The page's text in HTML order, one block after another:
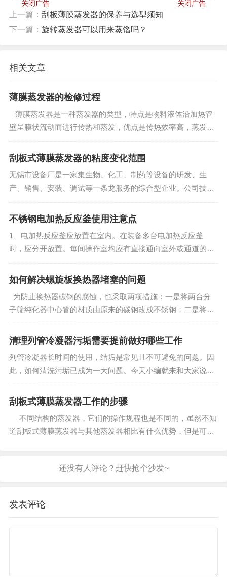
变，水冷却水蒸发器设置，为了保持系统的稳定真空度，
冷却水的温度不会有较大的波动，冷却水温度稳定蒸发参
数将是稳定的，降膜式蒸发器的安装高度，冷凝器的安装
特别注意的是，如果生产车间的供水管网必须考虑是否有
供水，由于供应冷却水从低水流走，LED不足，蒸发器冷
却水过去，凝结蒸汽减少两次，蒸发温度，蒸发量急剧下
降的例子是。二是冷凝器污垢，这种现象是常见的。管壁
此，不定期的检查冷凝器，不规则的酸或碱洗。
广告
上一篇： 刮板薄膜蒸发器的保养与选型须知
下一篇： 旋转蒸发器可以用来蒸馏吗？
相关文章
薄膜蒸发器的检修过程
薄膜蒸发器是一种蒸发器的类型，特点是物料液体沿加热管
壁呈膜状流动而进行传热和蒸发，优点是传热效率高，蒸发速
度快，物料停留时间短，因此特别适合热敏性物质的蒸发。
薄膜蒸发器在运行期间有比较明显...
刮板式薄膜蒸发器的粘度变化范围
无锡市设备厂是一家集生物、化工、制药等设备的研发、生
产、销售、安装、调试等一条龙服务的综合型企业。公司技术
力量雄厚，生产设备齐全，生产工艺先进，检测手段完善，质
量上乘，严格按照 ISO9001质量管理体系要求指导生产。主要
不锈钢电加热反应釜使用注意点
1、电加热反应釜应放置在室内。在装备多台电加热反应釜
时，应分开放置。每间操作室均应有直接通向室外或通道的出
口，应保证设备地点通风良好。2、在装釜盖时，应防止釜体
釜盖之间密封面相互磕碰。将釜盖按固定位置小心地放在釜体
如何解决螺旋板换热器堵塞的问题
为防止换热器碳钢的腐蚀，也采取两项措施：一是将两台分
子筛纯化器中心管的材质由原来的碳钢改成不锈钢；二是将碳
钢材质结构的膨胀机后冷却器，更换成不锈钢结构，以确保空
分装置安全、长周期运行。 为避免主换热器再发生堵塞故
清理列管冷凝器污垢需要提前做好哪些工作
列管冷凝器长时间的使用，结垢是常见且不可避免的问题。因
此，如何清洗污垢已成为一大问题。今天小编就来和大家说下
使用化学法在清理冷凝器污垢前需要做哪些准备工作？ 列
管冷凝器的管程或壳程构造，有因水质不太好建立的水垢，也
刮板式薄膜蒸发器工作的步骤
不同结构的蒸发器，它们的操作规程也是不同的，虽然不知
道刮板式薄膜蒸发器与其他蒸发器相比有什么优势，但是可以
发表评论
关闭广告 关闭广告